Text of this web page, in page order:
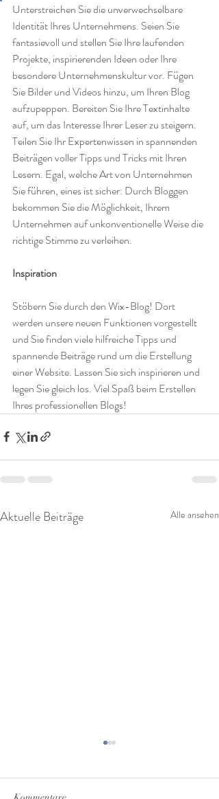
Unterstreichen Sie die unverwechselbare
Identität Ihres Unternehmens. Seien Sie
fantasievoll und stellen Sie Ihre laufenden
Projekte, inspirierenden Ideen oder Ihre
besondere Unternehmenskultur vor. Fügen
Sie Bilder und Videos hinzu, um Ihren Blog
aufzupeppen. Bereiten Sie Ihre Textinhalte
auf, um das Interesse Ihrer Leser zu steigern.
Teilen Sie Ihr Expertenwissen in spannenden
Beiträgen voller Tipps und Tricks mit Ihren
Lesern. Egal, welche Art von Unternehmen
Sie führen, eines ist sicher: Durch Bloggen
bekommen Sie die Möglichkeit, Ihrem
Unternehmen auf unkonventionelle Weise die
richtige Stimme zu verleihen.
Inspiration
Stöbern Sie durch den Wix-Blog! Dort
werden unsere neuen Funktionen vorgestellt
und Sie finden viele hilfreiche Tipps und
spannende Beiträge rund um die Erstellung
einer Website. Lassen Sie sich inspirieren und
legen Sie gleich los. Viel Spaß beim Erstellen
Ihres professionellen Blogs!
Aktuelle Beiträge Alle ansehen